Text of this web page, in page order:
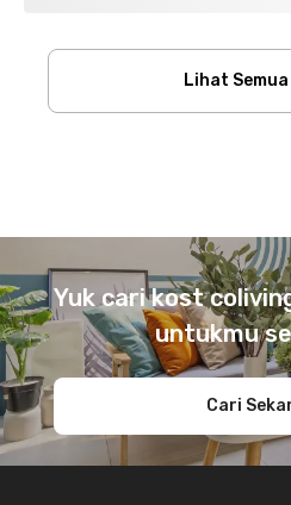
Lihat
Yuk cari kost
untukmu
Cari